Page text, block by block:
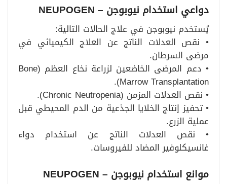
دواعي استخدام نيوبوجن – NEUPOGEN
يُستخدم نيوبوجن في علاج الحالات التالية:
• نقص العدلات الناتج عن العلاج الكيميائي في
مرضى السرطان.
• دعم المرضى الخاضعين لزراعة نخاع العظم (Bone
Marrow Transplantation).
• نقص العدلات المزمن (Chronic Neutropenia).
• تحفيز إنتاج الخلايا الجذعية من الدم المحيطي قبل
عملية الزرع.
• نقص العدلات الناتج عن استخدام دواء
غانسيكلوفير المضاد للفيروسات.
موانع استخدام نيوبوجن – NEUPOGEN